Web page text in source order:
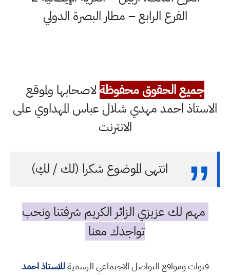
الفرع الرابع – مطار البصرة الدولي
جميع الحقوق محفوظةلاصحابها ولموقع
الاستاذ احمد مهدي شلال عباس المهداوي على
الانترنت
انتهى الموضوع شكرا (لك / لكِ)
مهم لك عزيزي الزائر الكريم شرفتنا ونحب
تواجدك معنا
قنوات ومواقع التواصل الاجتماعي الرسميةللاستاذ احمد